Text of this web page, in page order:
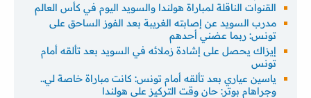
القنوات الناقلة لمباراة هولندا والسويد اليوم في كأس العالم
مدرب السويد عن إصابته الغريبة بعد الفوز الساحق على
تونس: ربما عضني أحدهم
إيزاك يحصل على إشادة زملائه في السويد بعد تألقه أمام
تونس
ياسين عياري بعد تألقه أمام تونس: كانت مباراة خاصة لي..
وجراهام بوتر: حان وقت التركيز على هولندا